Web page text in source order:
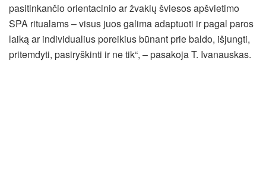
pasitinkančio orientacinio ar žvakių šviesos apšvietimo
SPA ritualams – visus juos galima adaptuoti ir pagal paros
laiką ar individualius poreikius būnant prie baldo, išjungti,
pritemdyti, pasiryškinti ir ne tik“, – pasakoja T. Ivanauskas.